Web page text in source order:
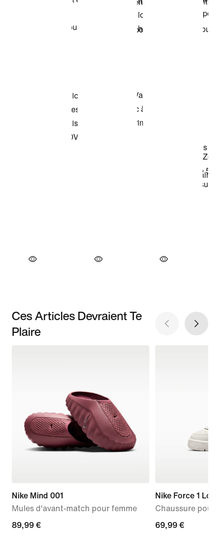
Ces Articles Devraient Te
Plaire
Nike Mind 001
Mules d'avant-match pour femme
89,99 €
89,99 €
Nike Force 1 Low
Chaussure pour
69,99 €
69,99 €